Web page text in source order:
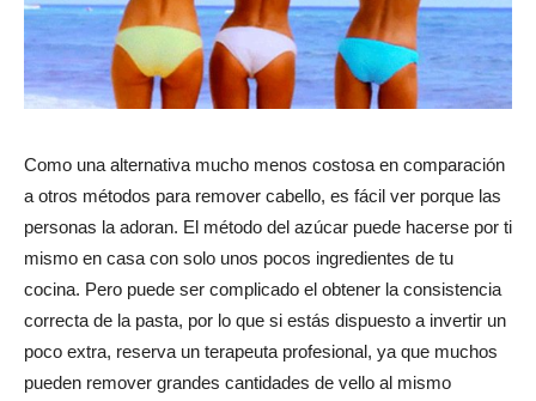
Como una alternativa mucho menos costosa en comparación
a otros métodos para remover cabello, es fácil ver porque las
personas la adoran. El método del azúcar puede hacerse por ti
mismo en casa con solo unos pocos ingredientes de tu
cocina. Pero puede ser complicado el obtener la consistencia
correcta de la pasta, por lo que si estás dispuesto a invertir un
poco extra, reserva un terapeuta profesional, ya que muchos
pueden remover grandes cantidades de vello al mismo